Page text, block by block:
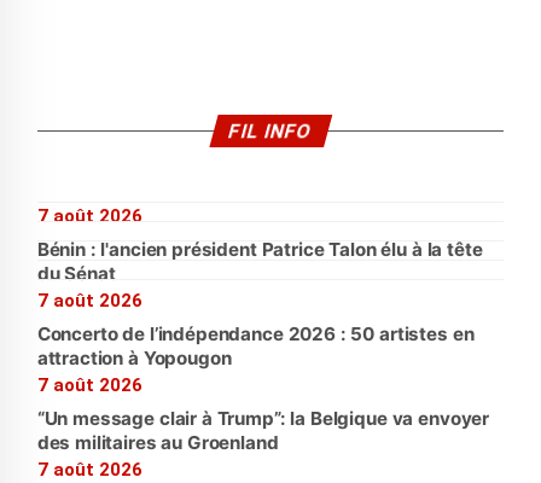
FIL INFO
7 août 2026
Bénin : l'ancien président Patrice Talon élu à la tête
du Sénat
7 août 2026
Concerto de l’indépendance 2026 : 50 artistes en
attraction à Yopougon
7 août 2026
“Un message clair à Trump”: la Belgique va envoyer
des militaires au Groenland
7 août 2026